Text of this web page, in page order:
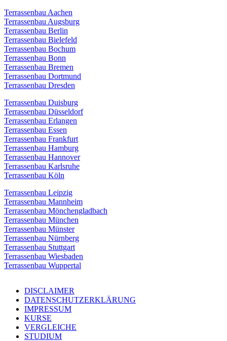
Terrassenbau Aachen
Terrassenbau Augsburg
Terrassenbau Berlin
Terrassenbau Bielefeld
Terrassenbau Bochum
Terrassenbau Bonn
Terrassenbau Bremen
Terrassenbau Dortmund
Terrassenbau Dresden
Terrassenbau Duisburg
Terrassenbau Düsseldorf
Terrassenbau Erlangen
Terrassenbau Essen
Terrassenbau Frankfurt
Terrassenbau Hamburg
Terrassenbau Hannover
Terrassenbau Karlsruhe
Terrassenbau Köln
Terrassenbau Leipzig
Terrassenbau Mannheim
Terrassenbau Mönchengladbach
Terrassenbau München
Terrassenbau Münster
Terrassenbau Nürnberg
Terrassenbau Stuttgart
Terrassenbau Wiesbaden
Terrassenbau Wuppertal
DISCLAIMER
DATENSCHUTZERKLÄRUNG
IMPRESSUM
KURSE
VERGLEICHE
STUDIUM